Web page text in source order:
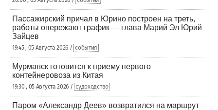
Пассажирский причал в Юрино построен на треть,
работы опережают график — глава Марий Эл Юрий
Зайцев
19:45 , 05 Августа 2026 / события
Мурманск готовится к приему первого
контейнеровоза из Китая
19:30 , 05 Августа 2026 / судоходство
Паром «Александр Деев» возвратился на маршрут